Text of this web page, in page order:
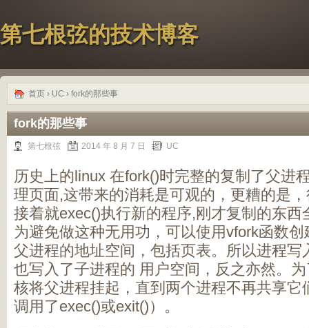
第七根弦的技术博客
首页 › UC › fork的那些事
fork的那些事
第七根弦 2014 年 8 月 7 日 UC
历史上的linux 在fork()时完整的复制了父进
理页面,这带来的消耗是可观的，更糟的是
接着就exec()执行新的程序,刚才复制的东西
为避免做这种无用功，可以使用vfork函数
父进程的地址空间，包括页表。所以进程写
也写入了子进程的 用户空间，反之亦然。为
核将父进程挂起，直到两个进程不再共享它
调用了exec()或exit()）。